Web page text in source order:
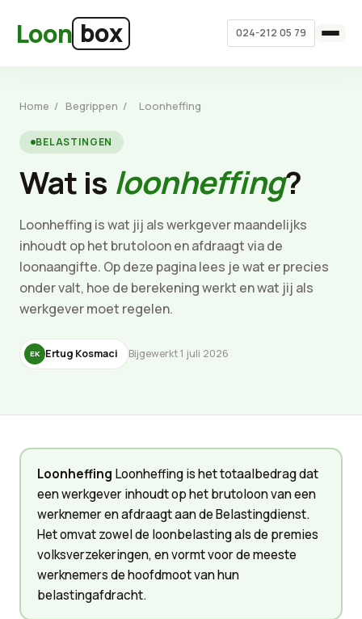
Loon box 024-212 05 79
Home / Begrippen / Loonheffing
BELASTINGEN
Wat is loonheffing?
Loonheffing is wat jij als werkgever maandelijks
inhoudt op het brutoloon en afdraagt via de
loonaangifte. Op deze pagina lees je wat er precies
onder valt, hoe de berekening werkt en wat jij als
werkgever moet regelen.
EK Ertug Kosmaci Bijgewerkt 1 juli 2026
Loonheffing Loonheffing is het totaalbedrag dat
een werkgever inhoudt op het brutoloon van een
werknemer en afdraagt aan de Belastingdienst.
Het omvat zowel de loonbelasting als de premies
volksverzekeringen, en vormt voor de meeste
werknemers de hoofdmoot van hun
belastingafdracht.